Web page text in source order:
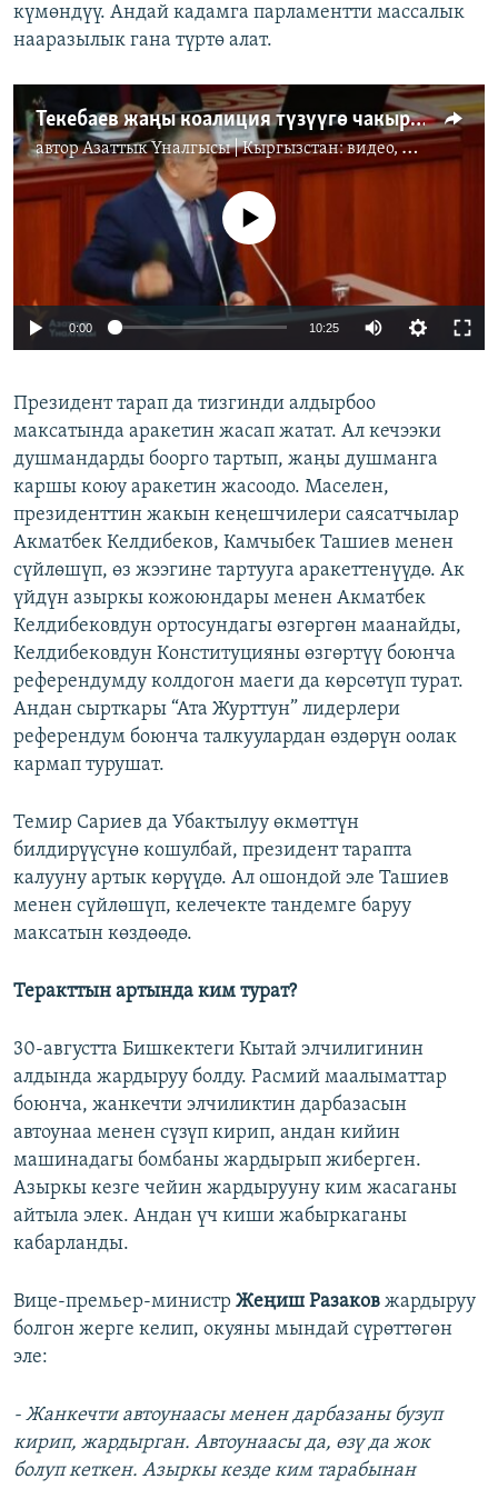
күмөндүү. Андай кадамга парламентти массалык
нааразылык гана түртө алат.
Текебаев жаңы коалиция түзүүгө чакырды
авторАзаттык Үналгысы | Кыргызстан: видео, фото, кабарлар
No media source currently available
0:00 10:25
Президент тарап да тизгинди алдырбоо
максатында аракетин жасап жатат. Ал кечээки
душмандарды боорго тартып, жаңы душманга
каршы коюу аракетин жасоодо. Маселен,
президенттин жакын кеңешчилери саясатчылар
Акматбек Келдибеков, Камчыбек Ташиев менен
сүйлөшүп, өз жээгине тартууга аракеттенүүдө. Ак
үйдүн азыркы кожоюндары менен Акматбек
Келдибековдун ортосундагы өзгөргөн маанайды,
Келдибековдун Конституцияны өзгөртүү боюнча
референдумду колдогон маеги да көрсөтүп турат.
Андан сырткары “Ата Журттун” лидерлери
референдум боюнча талкуулардан өздөрүн оолак
кармап турушат.
Темир Сариев да Убактылуу өкмөттүн
билдирүүсүнө кошулбай, президент тарапта
калууну артык көрүүдө. Ал ошондой эле Ташиев
менен сүйлөшүп, келечекте тандемге баруу
максатын көздөөдө.
Теракттын артында ким турат?
30-августта Бишкектеги Кытай элчилигинин
алдында жардыруу болду. Расмий маалыматтар
боюнча, жанкечти элчиликтин дарбазасын
автоунаа менен сүзүп кирип, андан кийин
машинадагы бомбаны жардырып жиберген.
Азыркы кезге чейин жардырууну ким жасаганы
айтыла элек. Андан үч киши жабыркаганы
кабарланды.
Вице-премьер-министр Жеңиш Разаков жардыруу
болгон жерге келип, окуяны мындай сүрөттөгөн
эле:
- Жанкечти автоунаасы менен дарбазаны бузуп
кирип, жардырган. Автоунаасы да, өзү да жок
болуп кеткен. Азыркы кезде ким тарабынан